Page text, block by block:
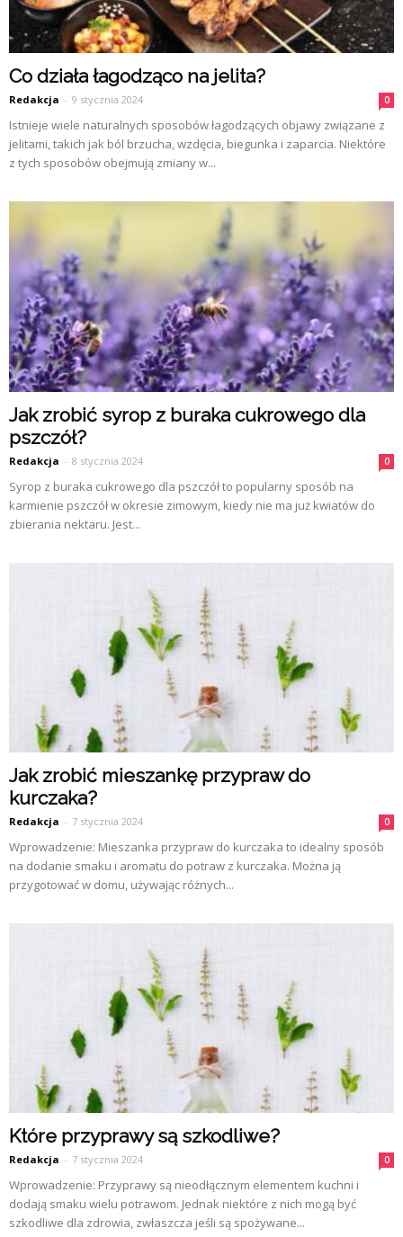
Co działa łagodząco na jelita?
Redakcja - 9 stycznia 2024 0
Istnieje wiele naturalnych sposobów łagodzących objawy związane z
jelitami, takich jak ból brzucha, wzdęcia, biegunka i zaparcia. Niektóre
z tych sposobów obejmują zmiany w...
Jak zrobić syrop z buraka cukrowego dla
pszczół?
Redakcja - 8 stycznia 2024 0
Syrop z buraka cukrowego dla pszczół to popularny sposób na
karmienie pszczół w okresie zimowym, kiedy nie ma już kwiatów do
zbierania nektaru. Jest...
Jak zrobić mieszankę przypraw do
kurczaka?
Redakcja - 7 stycznia 2024 0
Wprowadzenie: Mieszanka przypraw do kurczaka to idealny sposób
na dodanie smaku i aromatu do potraw z kurczaka. Można ją
przygotować w domu, używając różnych...
Które przyprawy są szkodliwe?
Redakcja - 7 stycznia 2024 0
Wprowadzenie: Przyprawy są nieodłącznym elementem kuchni i
dodają smaku wielu potrawom. Jednak niektóre z nich mogą być
szkodliwe dla zdrowia, zwłaszcza jeśli są spożywane...